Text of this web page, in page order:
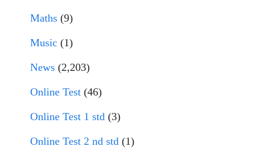
Maths (9)
Music (1)
News (2,203)
Online Test (46)
Online Test 1 std (3)
Online Test 2 nd std (1)